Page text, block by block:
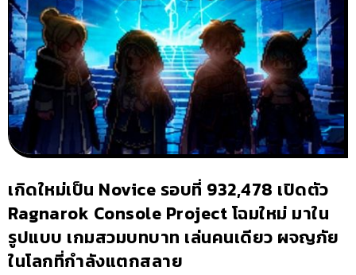
เกิดใหม่เป็น Novice รอบที่ 932,478 เปิดตัว
Ragnarok Console Project โฉมใหม่ มาใน
รูปแบบ เกมสวมบทบาท เล่นคนเดียว ผจญภัย
ในโลกที่กำลังแตกสลาย